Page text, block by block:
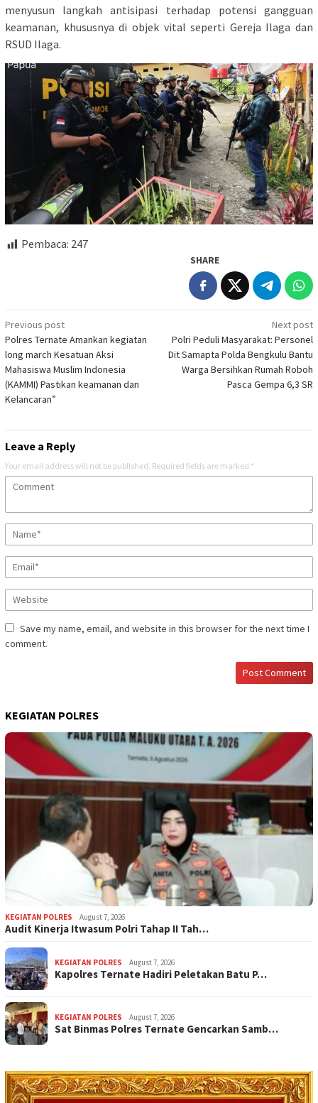
menyusun langkah antisipasi terhadap potensi gangguan
keamanan, khususnya di objek vital seperti Gereja Ilaga dan
RSUD Ilaga.
Pembaca: 247
SHARE
Post
navigation
Previous post
Polres Ternate Amankan kegiatan
long march Kesatuan Aksi
Mahasiswa Muslim Indonesia
(KAMMI) Pastikan keamanan dan
Kelancaran”
Next post
Polri Peduli Masyarakat: Personel
Dit Samapta Polda Bengkulu Bantu
Warga Bersihkan Rumah Roboh
Pasca Gempa 6,3 SR
Leave a Reply
Your email address will not be published. Required fields are marked *
Save my name, email, and website in this browser for the next time I
comment.
KEGIATAN POLRES
KEGIATAN POLRES August 7, 2026
Audit Kinerja Itwasum Polri Tahap II Tah…
KEGIATAN POLRES August 7, 2026
Kapolres Ternate Hadiri Peletakan Batu P…
KEGIATAN POLRES August 7, 2026
Sat Binmas Polres Ternate Gencarkan Samb…